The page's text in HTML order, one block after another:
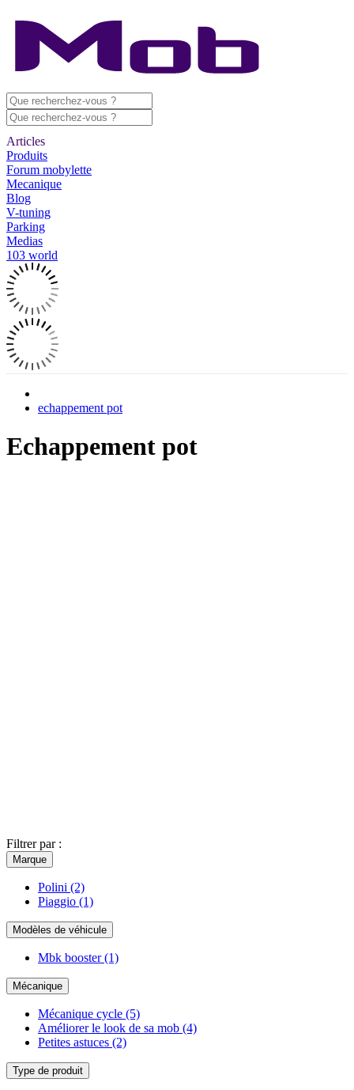
Articles
Produits
Forum mobylette
Mecanique
Blog
V-tuning
Parking
Medias
103 world
echappement pot
Echappement pot
Filtrer par :
Marque
Polini (2)
Piaggio (1)
Modèles de véhicule
Mbk booster(1)
Mécanique
Mécanique cycle (5)
Améliorer le look de sa mob (4)
Petites astuces (2)
Type de produit